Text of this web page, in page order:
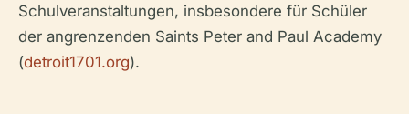
Schulveranstaltungen, insbesondere für Schüler
der angrenzenden Saints Peter and Paul Academy
(detroit1701.org).